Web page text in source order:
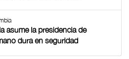
asume la presidencia de
dura en seguridad